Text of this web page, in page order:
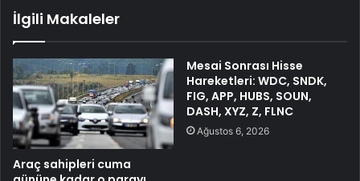
İlgili Makaleler
Araç sahipleri cuma
Mesai Sonrası Hisse
Hareketleri: WDC, SNDK,
FIG, APP, HUBS, SOUN,
DASH, XYZ, Z, FLNC
Ağustos 6, 2026